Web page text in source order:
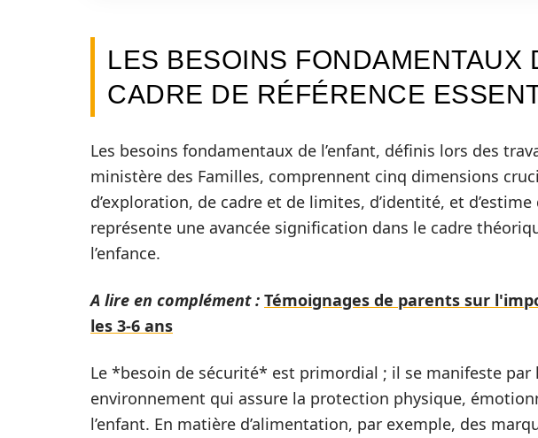
LES BESOINS FONDAMENTAUX
CADRE DE RÉFÉRENCE
Les besoins fondamentaux de l’enfant, définis lors des
ministère des Familles, comprennent cinq dimensions
d’exploration, de cadre et de limites, d’identité, et
représente une avancée signification dans le cadre
l’enfance.
A lire en complément : Témoignages de parents sur
les 3-6 ans
Le *besoin de sécurité* est primordial ; il se manifeste par
environnement qui assure la protection physique,
l’enfant. En matière d’alimentation, par exemple, des